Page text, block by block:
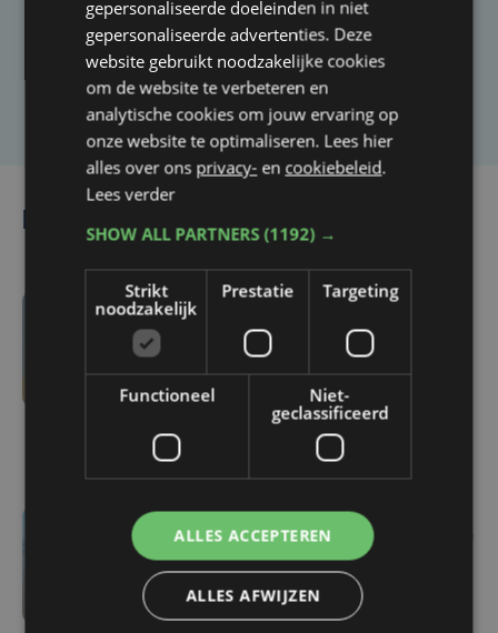
artikel?
Laat het ons weten
Lees ook
Drukte en springtij
zorgen voor pak meer
zwerfvuil op strand van
Oostende
ma 3 augustus | 12:09
Strandredders grijpen in
juli 231 keer in:
"Aanwezigheid maakte
gepersonaliseerde doeleinden in niet
gepersonaliseerde advertenties. Deze
website gebruikt noodzakelijke cookies
om de website te verbeteren en
analytische cookies om jouw ervaring op
onze website te optimaliseren. Lees hier
alles over ons privacy- en cookiebeleid.
Lees verder
SHOW ALL PARTNERS(1192) →
Strikt
noodzakelijk
Prestatie Targeting
Functioneel
Niet-
geclassificeerd
ALLES ACCEPTEREN
ALLES AFWIJZEN